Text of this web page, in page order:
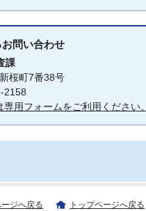
お問い合わせ
課
桜町7番38号
2158
用フォームをご利用ください。
ジへ戻る トップページへ戻る